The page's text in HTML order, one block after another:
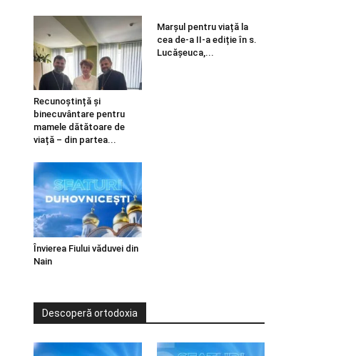
Recunoștință și
binecuvântare pentru
mamele dătătoare de
viață – din partea...
Marșul pentru viață la
cea de-a II-a ediție în s.
Lucășeuca,...
Învierea Fiului văduvei din
Nain
Descoperă ortodoxia